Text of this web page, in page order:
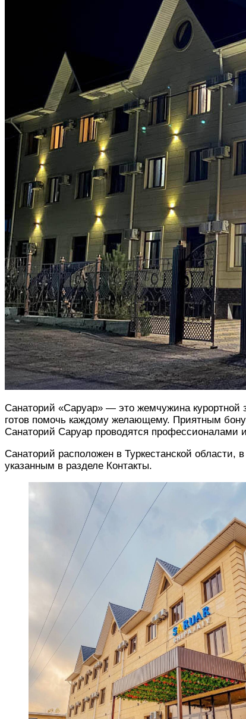
Санаторий «Саруар» — это жемчужина курортной зоны Сарыагаш, расположенная в центре зоны и имеющая огромный спектр оказываемых услуг. Наш санаторий
готов помочь каждому желающему. Приятным
Санаторий Саруар проводятся
Санаторий расположен в Туркестанской
указанным в разделе Контакты.